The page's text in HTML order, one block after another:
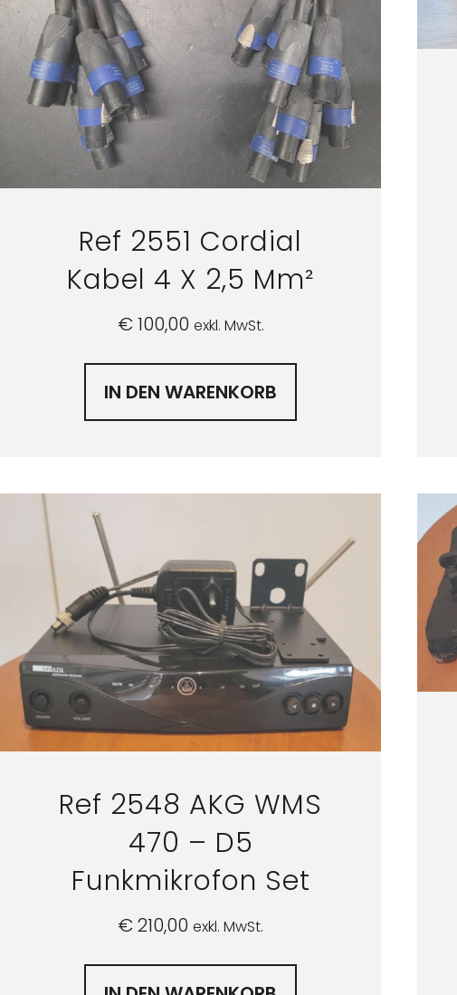
Ref 2551 Cordial
Kabel 4 X 2,5 Mm²
€100,00 exkl. MwSt.
IN DEN WARENKORB
Ref 2548 AKG WMS
470 – D5
Funkmikrofon Set
€210,00 exkl. MwSt.